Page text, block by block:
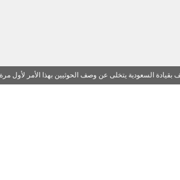
بقيادة السعودية يتخلى عن وصف الحوثيين بهذا الأمر